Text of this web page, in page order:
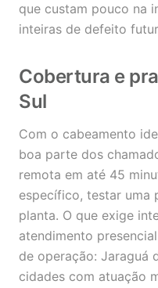
que custam pouco na
inteiras de defeito
Cobertura e
Sul
Com o cabeamento
boa parte dos
remota em até 45
específico, testar uma
planta. O que exige
atendimento
de operação: Jaraguá
cidades com atuação